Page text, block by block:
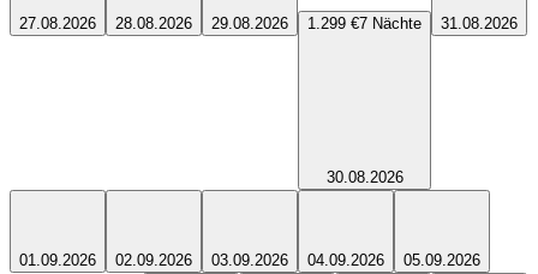
27.08.2026 28.08.2026 29.08.2026 1.299 €7 Nächte
30.08.2026
31.08.2026
01.09.2026 02.09.2026 03.09.2026 04.09.2026 05.09.2026